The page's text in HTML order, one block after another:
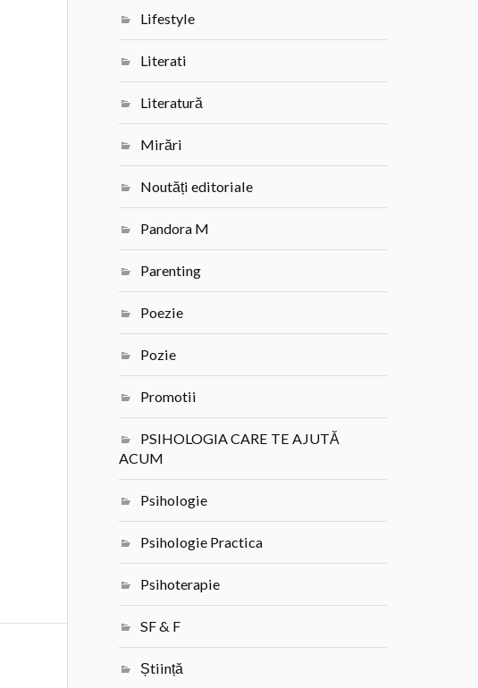
Lifestyle
Literati
Literatură
Mirări
Noutăți editoriale
Pandora M
Parenting
Poezie
Pozie
Promotii
PSIHOLOGIA CARE TE AJUTĂ
ACUM
Psihologie
Psihologie Practica
Psihoterapie
SF & F
Știință